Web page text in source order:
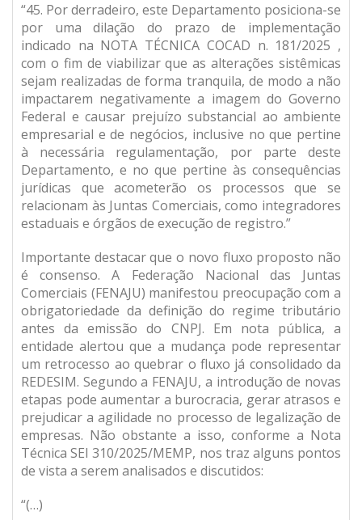
“45. Por derradeiro, este Departamento posiciona-se
por uma dilação do prazo de implementação
indicado na NOTA TÉCNICA COCAD n. 181/2025 ,
com o fim de viabilizar que as alterações sistêmicas
sejam realizadas de forma tranquila, de modo a não
impactarem negativamente a imagem do Governo
Federal e causar prejuízo substancial ao ambiente
empresarial e de negócios, inclusive no que pertine
à necessária regulamentação, por parte deste
Departamento, e no que pertine às consequências
jurídicas que acometerão os processos que se
relacionam às Juntas Comerciais, como integradores
estaduais e órgãos de execução de registro.”
Importante destacar que o novo fluxo proposto não
é consenso. A Federação Nacional das Juntas
Comerciais (FENAJU) manifestou preocupação com a
obrigatoriedade da definição do regime tributário
antes da emissão do CNPJ. Em nota pública, a
entidade alertou que a mudança pode representar
um retrocesso ao quebrar o fluxo já consolidado da
REDESIM. Segundo a FENAJU, a introdução de novas
etapas pode aumentar a burocracia, gerar atrasos e
prejudicar a agilidade no processo de legalização de
empresas. Não obstante a isso, conforme a Nota
Técnica SEI 310/2025/MEMP, nos traz alguns pontos
de vista a serem analisados e discutidos:
“(…)